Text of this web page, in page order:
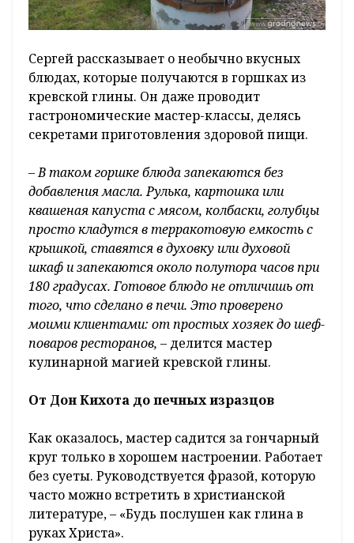
Сергей рассказывает о необычно вкусных
блюдах, которые получаются в горшках из
кревской глины. Он даже проводит
гастрономические мастер-классы, делясь
секретами приготовления здоровой пищи.
–В таком горшке блюда запекаются без
добавления масла. Рулька, картошка или
квашеная капуста с мясом, колбаски, голубцы
просто кладутся в терракотовую емкость с
крышкой, ставятся в духовку или духовой
шкаф и запекаются около полутора часов при
180 градусах. Готовое блюдо не отличишь от
того, что сделано в печи. Это проверено
моими клиентами: от простых хозяек до шеф-
поваров ресторанов, – делится мастер
кулинарной магией кревской глины.
От Дон Кихота до печных изразцов
Как оказалось, мастер садится за гончарный
круг только в хорошем настроении. Работает
без суеты. Руководствуется фразой, которую
часто можно встретить в христианской
литературе, – «Будь послушен как глина в
руках Христа».